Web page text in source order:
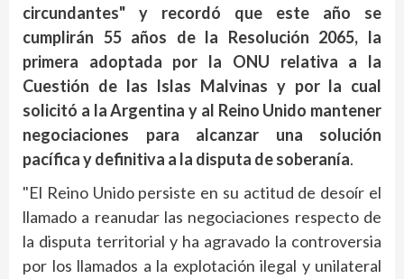
circundantes" y recordó que este año se
cumplirán 55 años de la Resolución 2065, la
primera adoptada por la ONU relativa a la
Cuestión de las Islas Malvinas y por la cual
solicitó a la Argentina y al Reino Unido mantener
negociaciones para alcanzar una solución
pacífica y definitiva a la disputa de soberanía.
"El Reino Unido persiste en su actitud de desoír el
llamado a reanudar las negociaciones respecto de
la disputa territorial y ha agravado la controversia
por los llamados a la explotación ilegal y unilateral